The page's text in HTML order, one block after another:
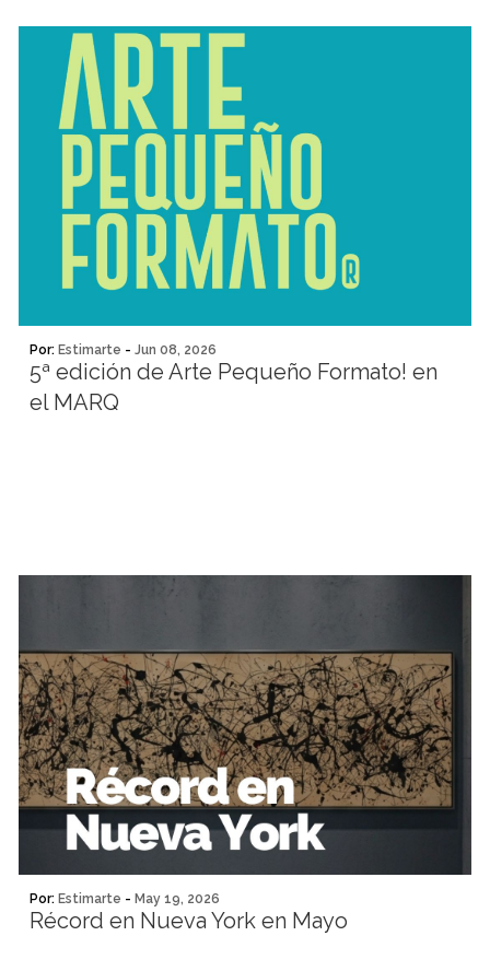
Por: Estimarte - Jun 08, 2026
5ª edición de Arte Pequeño Formato! en
el MARQ
Por: Estimarte - May 19, 2026
Récord en Nueva York en Mayo